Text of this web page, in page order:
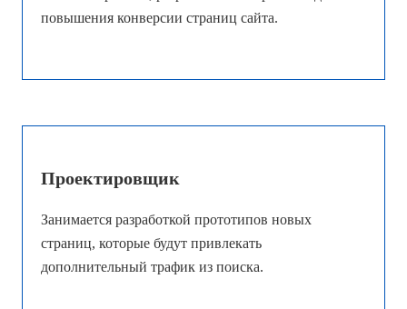
повышения конверсии страниц сайта.
Проектировщик
Занимается разработкой прототипов новых
страниц, которые будут привлекать
дополнительный трафик из поиска.